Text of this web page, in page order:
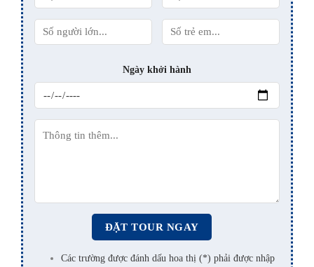
Ngày khởi hành
Các trường được đánh dấu hoa thị (*) phải được nhập